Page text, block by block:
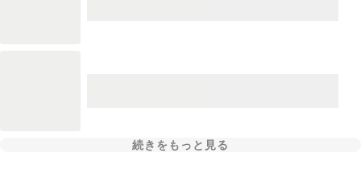
続きをもっと見る